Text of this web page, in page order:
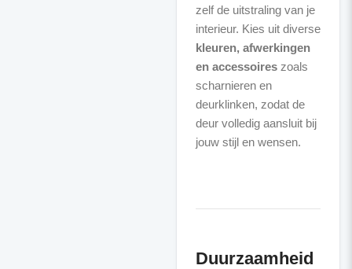
zelf de uitstraling van je
interieur. Kies uit diverse
kleuren, afwerkingen
en accessoireszoals
scharnieren en
deurklinken, zodat de
deur volledig aansluit bij
jouw stijl en wensen.
Duurzaamheid